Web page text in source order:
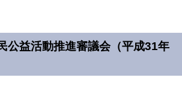
公益活動推進審議会（平成31年